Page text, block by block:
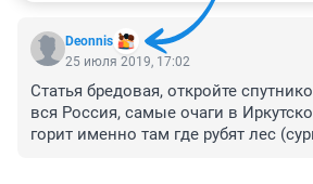
Deonnis
25 июля 2019, 17:02
Статья бредовая, откройте
вся Россия, самые очаги в
горит именно там где рубят лес